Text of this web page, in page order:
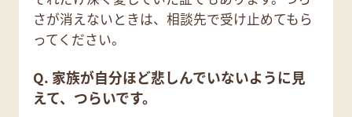
さが消えないときは、相談先で受け止めてもら
ってください。
Q. 家族が自分ほど悲しんでいないように見
えて、つらいです。